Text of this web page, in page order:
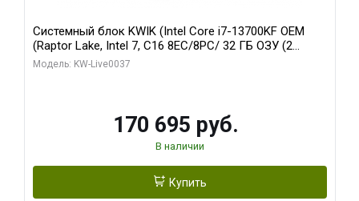
Системный блок KWIK (Intel Core i7-13700KF OEM
(Raptor Lake, Intel 7, C16 8EC/8PC/ 32 ГБ ОЗУ (2
модуля)/ Gigabyte RTX5070 AERO OC 12GB GDDR7
Модель: KW-Live0037
170 695 руб.
В наличии
Купить